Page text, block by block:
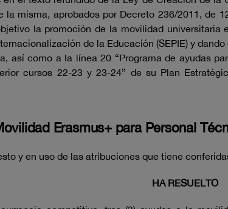
la misma, aprobados por Decreto 236/2011, de
la promoción de la movilidad universitaria
de la Educación (SEPIE) y
así como a la línea 20 “Programa de ayudas
cursos 22-23 y 23-24” de su Plan
Erasmus+ para Personal
y en uso de las atribuciones que tiene
HA RESUELTO